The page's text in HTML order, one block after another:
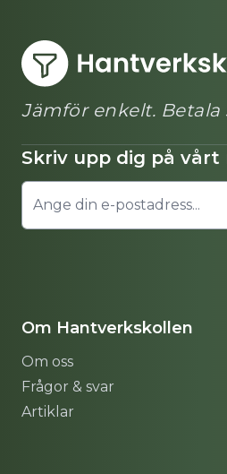
Jämför enkelt. Betala
Skriv upp dig på
Om Hantverkskollen
Om oss
Frågor & svar
Artiklar